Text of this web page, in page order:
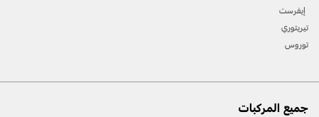
[2] لن تتوفّر جميع ميّزات المركبة في جميع الأسواق. اتصل بموزّع فورد المحلي للحصول على أحدث
إيفرست
تيريتوري
توروس
جميع المركبات